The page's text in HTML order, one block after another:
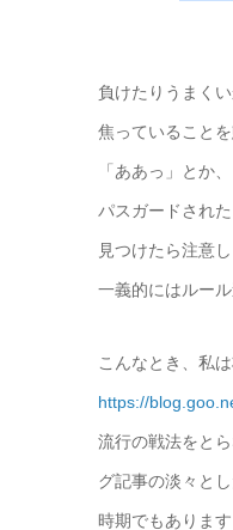
負けたりうまく
焦っていること
「ああっ」とか
パスガードされ
見つけたら注意
一義的にはルー
こんなとき、私
https://
流行の戦法をと
グ記事の淡々と
時期でもあります